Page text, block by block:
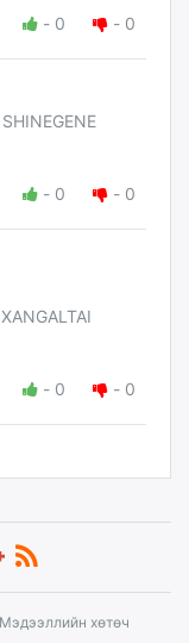
- 0 - 0
- 0 - 0
- 0 - 0
хөтөч